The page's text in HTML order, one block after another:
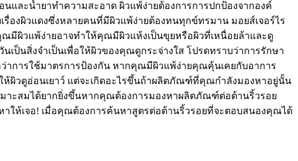
ละน้ำยาทำความสะอาด ผิวแพ้ง่ายต้องการการปกป้องจากองค์
รื่องผิวแดงซึ่งหลายคนที่มีผิวแพ้ง่ายต้องทนทุกข์ทรมาน มอยส์เจอร์ไร
ณมีผิวแพ้ง่ายอาจทำให้คุณมีผิวแห้งเป็นขุยหรือผิวที่เหนื่อยล้าและดู
ป็นสิ่งจำเป็นเพื่อให้ผิวของคุณดูกระจ่างใส โปรดทราบว่าการรักษา
ว่าการใช้มาตรการป้องกัน หากคุณมีผิวแพ้ง่ายคุณคุ้นเคยกับอาการ
วดูอ่อนเยาว์ แต่จะเกิดอะไรขึ้นถ้าผลิตภัณฑ์ที่คุณกำลังมองหาอยู่นั้น
มาะสมได้ยากยิ่งขึ้นหากคุณต้องการมองหาผลิตภัณฑ์ต่อต้านริ้วรอย
ห้เจอ! เมื่อคุณต้องการค้นหาสูตรต่อต้านริ้วรอยที่จะตอบสนองคุณได้